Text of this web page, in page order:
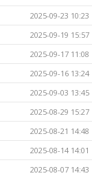
2025-09-23 10:23
2025-09-19 15:57
2025-09-17 11:08
2025-09-16 13:24
2025-09-03 13:45
2025-08-29 15:27
2025-08-21 14:48
2025-08-14 14:01
2025-08-07 14:43